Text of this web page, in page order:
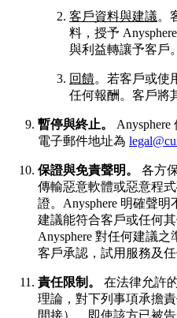
客戶資料與建議。
料，授予
與利益轉讓予客戶。
回饋。若客戶或使
任何報酬。客戶將
暫停與終止。
電子郵件地址為
保證與免責聲明。
各方
傳輸惡意軟體或惡意程
證。Anysphere 明確聲
建議能符合客戶或任何
Anysphere 對任何建議
客戶承認，試用服務及
責任限制。
在法律允許
理論，對下列事項承擔